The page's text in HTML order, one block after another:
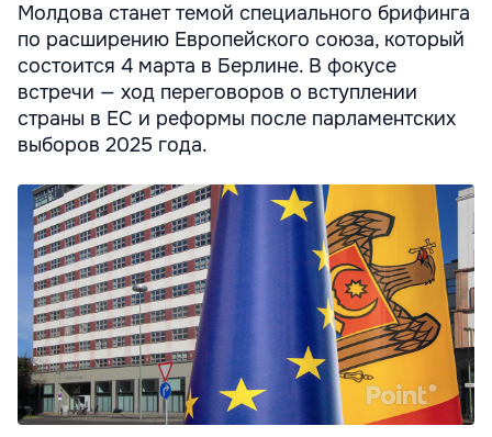
Молдова станет темой специального брифинга
по расширению Европейского союза, который
состоится 4 марта в Берлине. В фокусе
встречи — ход переговоров о вступлении
страны в ЕС и реформы после парламентских
выборов 2025 года.